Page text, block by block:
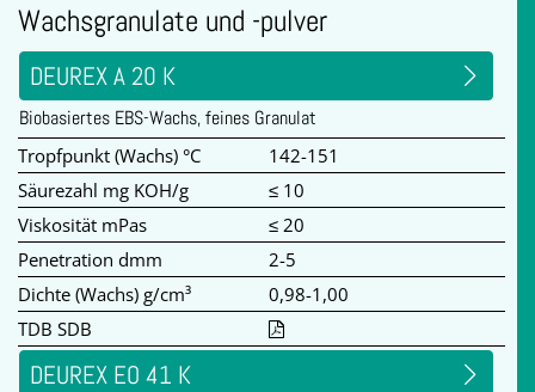
Wachsgranulate und -pulver
DEUREX A 20 K
Biobasiertes EBS-Wachs, feines Granulat
Tropfpunkt (Wachs) °C
142-151
Säurezahl mg KOH/g
≤ 10
Viskosität mPas
≤ 20
Penetration dmm
2-5
Dichte (Wachs) g/cm³
0,98-1,00
TDB SDB
DEUREX EO 41 K